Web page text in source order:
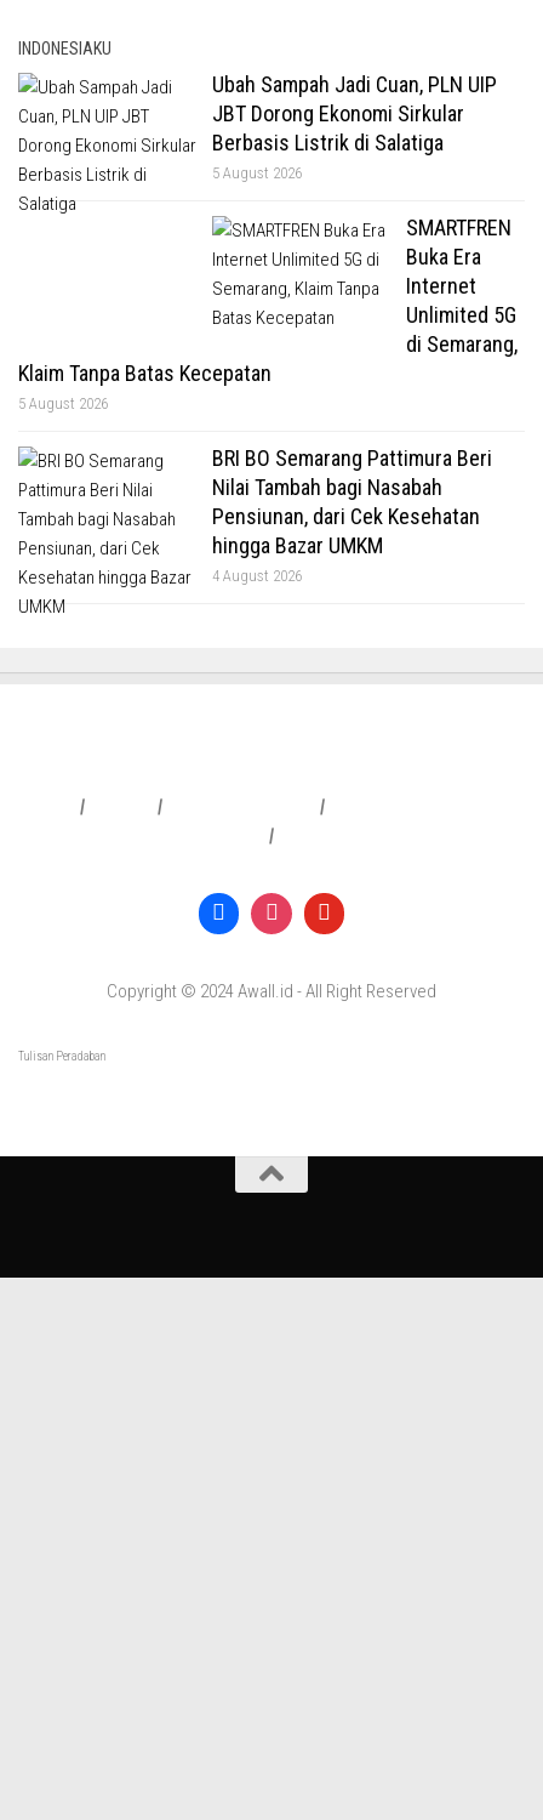
INDONESIAKU
Ubah Sampah Jadi Cuan, PLN UIP
JBT Dorong Ekonomi Sirkular
Berbasis Listrik di Salatiga
5 August 2026
SMARTFREN
Buka Era
Internet
Unlimited 5G
di Semarang,
Klaim Tanpa Batas Kecepatan
5 August 2026
BRI BO Semarang Pattimura Beri
Nilai Tambah bagi Nasabah
Pensiunan, dari Cek Kesehatan
hingga Bazar UMKM
4 August 2026
| | |
|
Copyright © 2024 Awall.id - All Right Reserved
Tulisan Peradaban